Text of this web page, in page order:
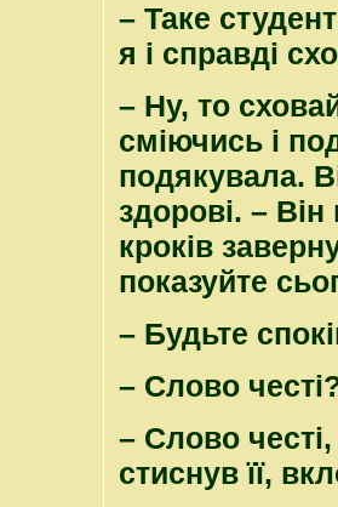
– Таке
я і справді
– Ну, то
сміючись і
подякувала.
здорові. –
кроків
показуйте
– Будьте
– Слово
– Слово
стиснув її,